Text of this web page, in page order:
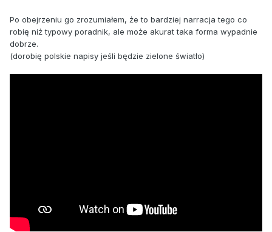
Po obejrzeniu go zrozumiałem, że to bardziej narracja tego co
robię niż typowy poradnik, ale może akurat taka forma wypadnie
dobrze.
(dorobię polskie napisy jeśli będzie zielone światło)